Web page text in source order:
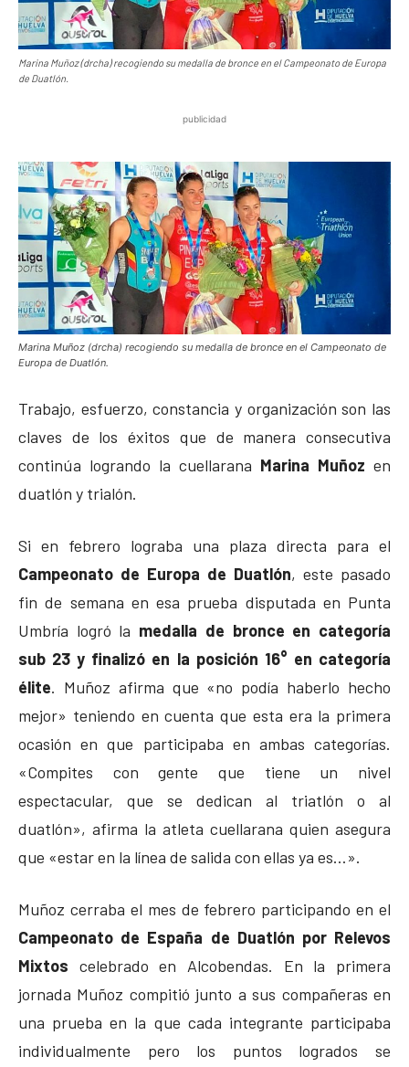
Marina Muñoz (drcha) recogiendo su medalla de bronce en el Campeonato de Europa
de Duatlón.
publicidad
Marina Muñoz (drcha) recogiendo su medalla de bronce en el Campeonato de
Europa de Duatlón.
Trabajo, esfuerzo, constancia y organización son las
claves de los éxitos que de manera consecutiva
continúa logrando la cuellarana Marina Muñoz en
duatlón y trialón.
Si en febrero lograba una plaza directa para el
Campeonato de Europa de Duatlón, este pasado
fin de semana en esa prueba disputada en Punta
Umbría logró la medalla de bronce en categoría
sub 23 y finalizó en la posición 16° en categoría
élite. Muñoz afirma que «no podía haberlo hecho
mejor» teniendo en cuenta que esta era la primera
ocasión en que participaba en ambas categorías.
«Compites con gente que tiene un nivel
espectacular, que se dedican al triatlón o al
duatlón», afirma la atleta cuellarana quien asegura
que «estar en la línea de salida con ellas ya es…».
Muñoz cerraba el mes de febrero participando en el
Campeonato de España de Duatlón por Relevos
Mixtos celebrado en Alcobendas. En la primera
jornada Muñoz compitió junto a sus compañeras en
una prueba en la que cada integrante participaba
individualmente pero los puntos logrados se